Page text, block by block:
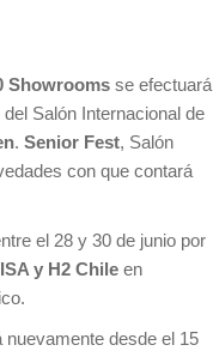
Showrooms se efectuará
Salón Internacional de
. Senior Fest, Salón
con que contará
el 28 y 30 de junio por
y H2 Chile en
desde el 15